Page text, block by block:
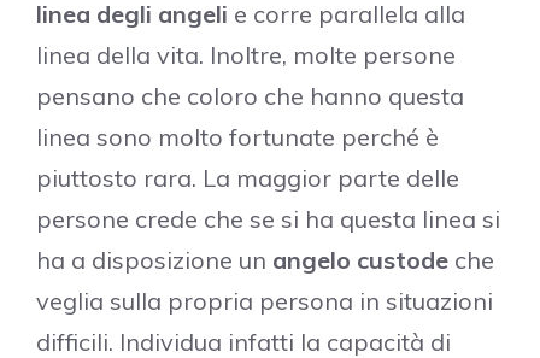
linea degli angeli e corre parallela alla
linea della vita. Inoltre, molte persone
pensano che coloro che hanno questa
linea sono molto fortunate perché è
piuttosto rara. La maggior parte delle
persone crede che se si ha questa linea si
ha a disposizione un angelo custode che
veglia sulla propria persona in situazioni
difficili. Individua infatti la capacità di